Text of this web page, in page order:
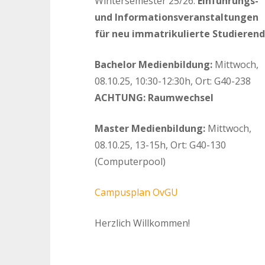
und Informationsveranstaltungen
für neu immatrikulierte
Bachelor Medienbildung: Mittwoch,
08.10.25, 10:30-12:30h, Ort: G40-238
ACHTUNG: Raumwechsel
Master Medienbildung: Mittwoch,
08.10.25, 13-15h, Ort: G40-130
(Computerpool)
Campusplan OvGU
Herzlich Willkommen!